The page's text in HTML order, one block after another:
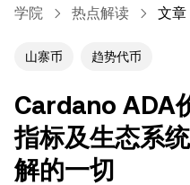
学院 热点解读 文章
山寨币 趋势代币
Cardano ADA
指标及生态系
解的一切